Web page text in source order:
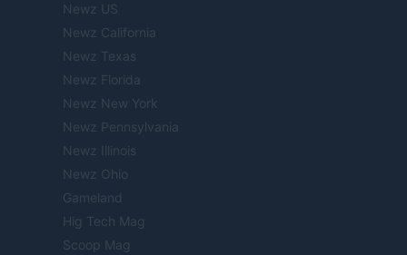
Newz US
Newz California
Newz Texas
Newz Florida
Newz New York
Newz Pennsylvania
Newz Illinois
Newz Ohio
Gameland
Hig Tech Mag
Scoop Mag